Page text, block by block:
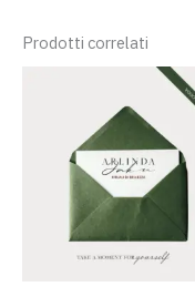
Prodotti correlati